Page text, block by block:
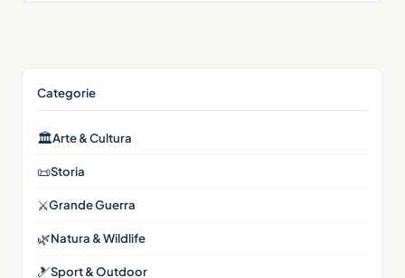
Categorie
🏛Arte & Cultura
📜Storia
⚔️Grande Guerra
🌿Natura & Wildlife
🎿Sport & Outdoor